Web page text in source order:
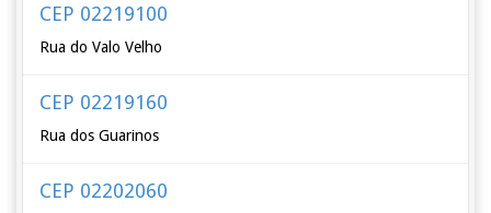
CEP 02219100
Rua do Valo Velho
CEP 02219160
Rua dos Guarinos
CEP 02202060